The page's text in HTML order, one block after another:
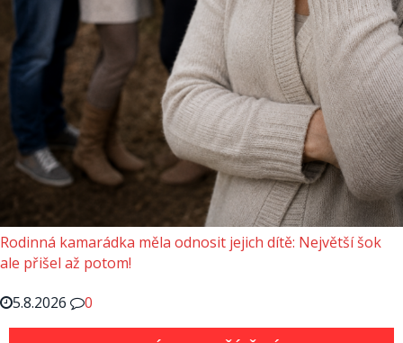
Rodinná kamarádka měla odnosit jejich dítě: Největší šok
ale přišel až potom!
5.8.2026
0